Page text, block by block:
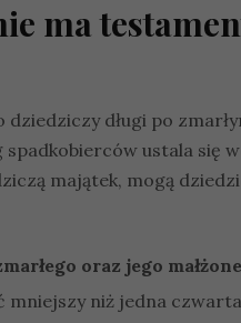
ma
długi po
ustala się
majątek, mogą
oraz jego
mniejszy niż jedna